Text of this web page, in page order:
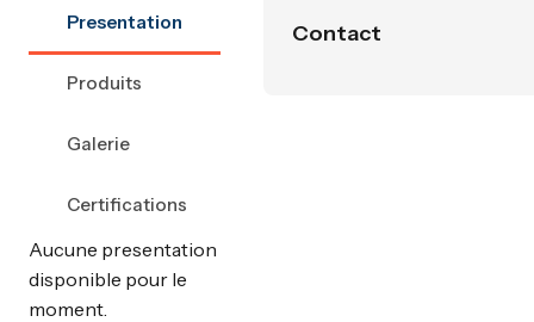
Presentation
Produits
Galerie
Certifications
Aucune presentation
disponible pour le
moment.
Contact